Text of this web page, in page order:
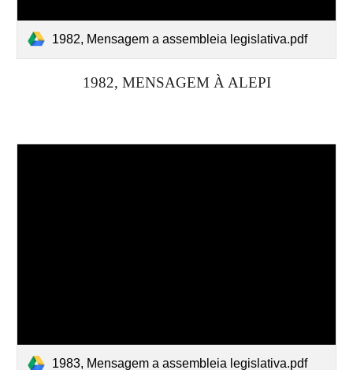
1982, Mensagem a assembleia legislativa.pdf
1982, MENSAGEM À ALEPI
1983, Mensagem a assembleia legislativa.pdf